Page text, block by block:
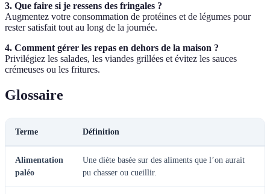
3. Que faire si je ressens des fringales ?
Augmentez votre consommation de protéines et de légumes pour
rester satisfait tout au long de la journée.
4. Comment gérer les repas en dehors de la maison ?
Privilégiez les salades, les viandes grillées et évitez les sauces
crémeuses ou les fritures.
Glossaire
Terme Définition
Alimentation
paléo
Une diète basée sur des aliments que l’on aurait
pu chasser ou cueillir.